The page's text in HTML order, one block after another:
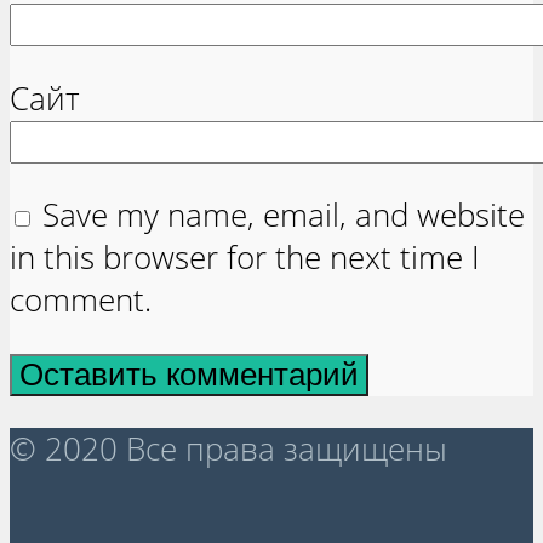
Сайт
Save my name, email, and website
in this browser for the next time I
comment.
© 2020 Все права защищены